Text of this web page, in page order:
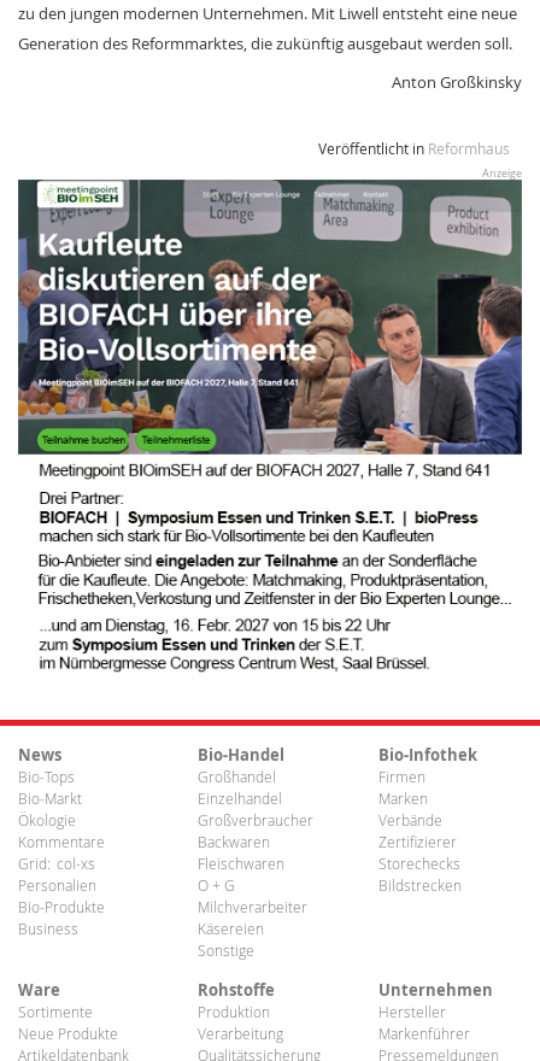
zu den jungen modernen Unternehmen. Mit Liwell entsteht eine neue
Generation des Reformmarktes, die zukünftig ausgebaut werden soll.
Anton Großkinsky
Veröffentlicht in Reformhaus
Anzeige
News
Bio-Tops
Bio-Markt
Ökologie
Kommentare
Grid: col-xs
Personalien
Bio-Produkte
Business
Bio-Handel
Großhandel
Einzelhandel
Großverbraucher
Backwaren
Fleischwaren
O + G
Milchverarbeiter
Käsereien
Sonstige
Bio-Infothek
Firmen
Marken
Verbände
Zertifizierer
Storechecks
Bildstrecken
Ware
Sortimente
Neue Produkte
Artikeldatenbank
Rohstoffe
Produktion
Verarbeitung
Qualitätssicherung
Unternehmen
Hersteller
Markenführer
Pressemeldungen